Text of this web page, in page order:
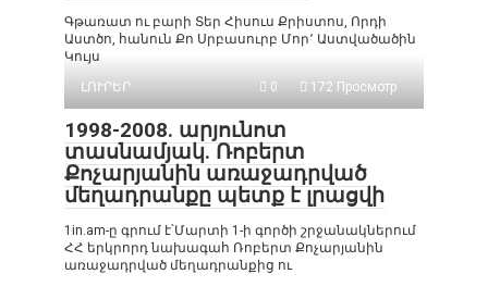
Գթառատ ու բարի Տեր Հիսուս Քրիստոս, Որդի
Աստծո, հանուն Քո Սրբասուրբ Մոր՚ Աստվածածին
Կույս
ԼՈՒՐԵՐ
0 172 Просмотр
1998-2008. արյունոտ
տասնամյակ. Ռոբերտ
Քոչարյանին առաջադրված
մեղադրանքը պետք է լրացվի
1in.am-ը գրում է՝Մարտի 1-ի գործի շրջանակներում
ՀՀ երկրորդ նախագահ Ռոբերտ Քոչարյանին
առաջադրված մեղադրանքից ու